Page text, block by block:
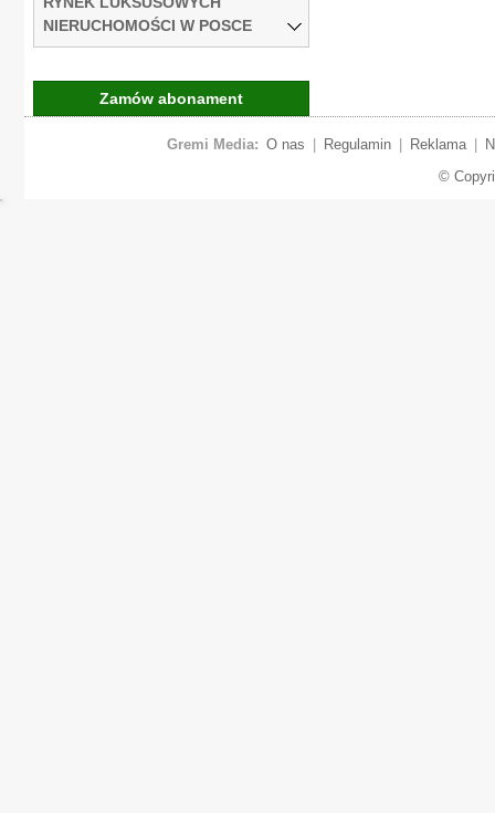
NIERUCHOMOŚCI W POSCE
Zamów abonament
Gremi Media: O nas Regulamin Reklama
©